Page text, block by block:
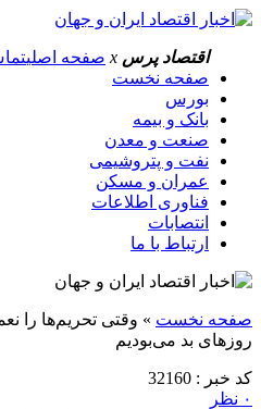
اقتصاد پرس x صفحه اصلی
صفحه نخست
بورس
بانک و بیمه
صنعت و معدن
نفت و پتروشیمی
عمران و مسکن
فناوری اطلاعات
انتصابات
ارتباط با ما
صفحه نخست » وقتی تحریم‌ها را
روزهای بد می‌بودیم
کد خبر : 32160
۰ نظر